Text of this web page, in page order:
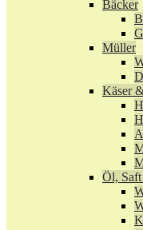
Bäcker
Müller
Käser
Öl,